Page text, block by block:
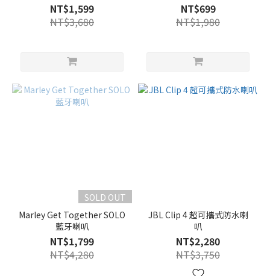
NT$1,599
NT$3,680
NT$699
NT$1,980
SOLD OUT
Marley Get Together SOLO
藍牙喇叭
NT$1,799
NT$4,280
JBL Clip 4 超可攜式防水喇
叭
NT$2,280
NT$3,750